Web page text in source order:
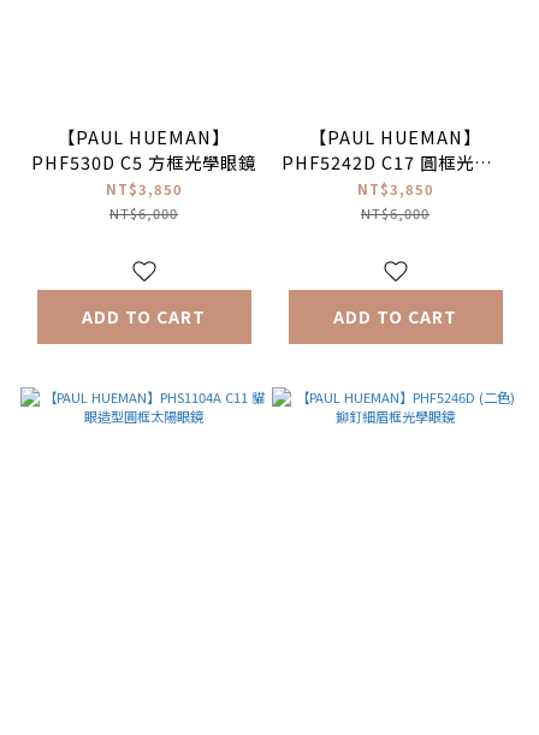
【PAUL HUEMAN】
PHF530D C5 方框光學眼鏡
NT$3,850
NT$6,000
ADD TO CART
【PAUL HUEMAN】
PHF5242D C17 圓框光學眼
鏡
NT$3,850
NT$6,000
ADD TO CART